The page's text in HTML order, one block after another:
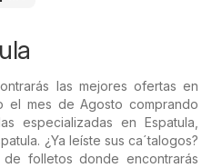
las mejores ofertas en
el mes de Agosto comprando
especializadas en Espatula,
¿Ya leíste sus ca´talogos?
folletos donde encontrarás